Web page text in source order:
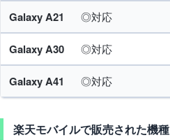
Galaxy A21 ◎対応
Galaxy A30 ◎対応
Galaxy A41 ◎対応
楽天モバイルで販売された機種